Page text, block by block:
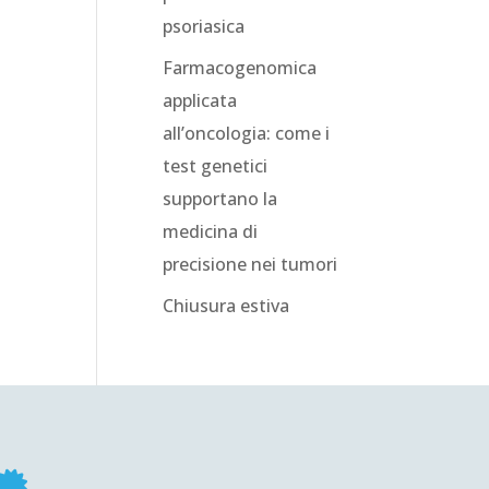
psoriasica
Farmacogenomica
applicata
all’oncologia: come i
test genetici
supportano la
medicina di
precisione nei tumori
Chiusura estiva